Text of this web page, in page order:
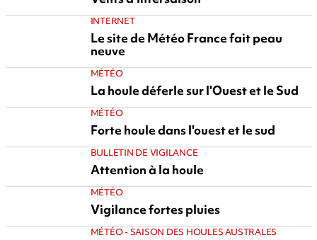
INTERNET
Le site de Météo France fait peau
neuve
MÉTÉO
La houle déferle sur l'Ouest et le Sud
MÉTÉO
Forte houle dans l'ouest et le sud
BULLETIN DE VIGILANCE
Attention à la houle
MÉTÉO
Vigilance fortes pluies
MÉTÉO - SAISON DES HOULES AUSTRALES